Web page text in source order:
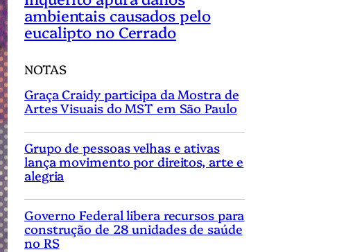
ambientais causados pelo
eucalipto no Cerrado
NOTAS
Graça Craidy participa da Mostra de
Artes Visuais do MST em São Paulo
Grupo de pessoas velhas e ativas
lança movimento por direitos, arte e
alegria
Governo Federal libera recursos para
construção de 28 unidades de saúde
no RS